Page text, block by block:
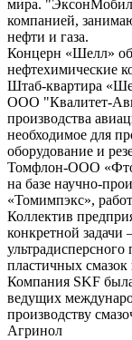
мира.
компанией,
нефти и газа.
Концерн «Шелл»
нефтехимические
Штаб-квартира
ООО "Квалитет-
производства
необходимое для
оборудование и
Томфлон-ООО
на базе научно-
«Томимпэкс»,
Коллектив
конкретной задачи
пластичных смазок
Компания SKF
ведущих
производству
Агринол